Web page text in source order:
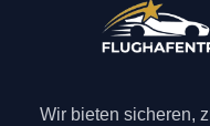
Wir bieten sicheren,